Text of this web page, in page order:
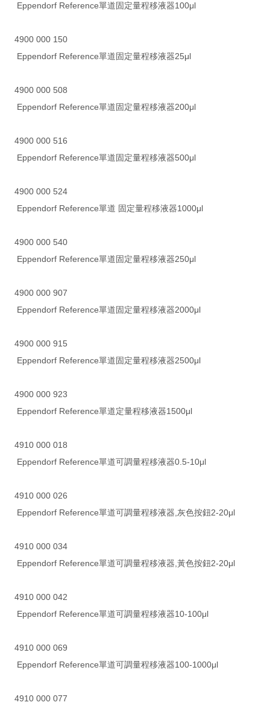
Eppendorf Reference單道固定量程移液器100μl
4900 000 150
Eppendorf Reference單道固定量程移液器25μl
4900 000 508
Eppendorf Reference單道固定量程移液器200μl
4900 000 516
Eppendorf Reference單道固定量程移液器500μl
4900 000 524
Eppendorf Reference單道 固定量程移液器1000μl
4900 000 540
Eppendorf Reference單道固定量程移液器250μl
4900 000 907
Eppendorf Reference單道固定量程移液器2000μl
4900 000 915
Eppendorf Reference單道固定量程移液器2500μl
4900 000 923
Eppendorf Reference單道定量程移液器1500μl
4910 000 018
Eppendorf Reference單道可調量程移液器0.5-10μl
4910 000 026
Eppendorf Reference單道可調量程移液器,灰色按鈕2-20μl
4910 000 034
Eppendorf Reference單道可調量程移液器,黃色按鈕2-20μl
4910 000 042
Eppendorf Reference單道可調量程移液器10-100μl
4910 000 069
Eppendorf Reference單道可調量程移液器100-1000μl
4910 000 077